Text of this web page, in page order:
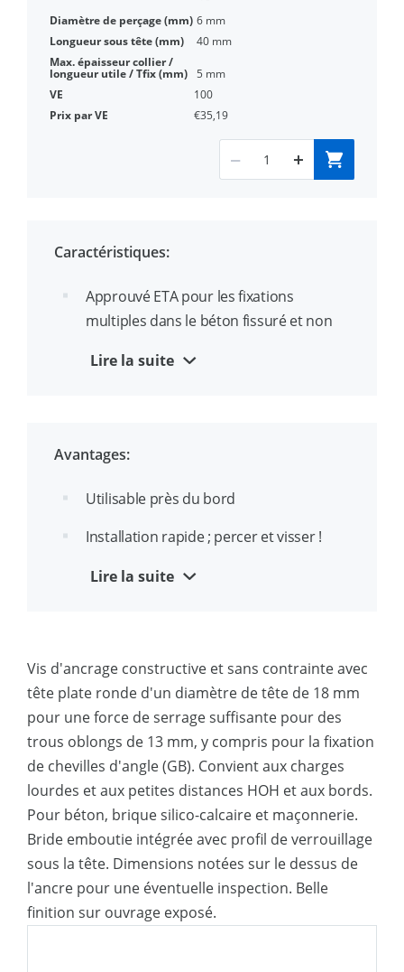
6 mm
40 mm
5 mm
100
€35,19
Caractéristiques:
Approuvé ETA pour les fixations
multiples dans le béton fissuré et non
Ancrage sans stress
Ancrage à vis sans composants
détachées
Montage traversant
Lire la suite
Avantages:
Utilisable près du bord
Installation rapide ; percer et visser !
Aucune clé dynamométrique requise
Disponible avec tête de 16 mm et tête
de 18 mm spécialement pour les
ancrages d'angle avec trous oblongs de
13 mm
Lire la suite
Vis d'ancrage constructive et sans contrainte avec
tête plate ronde d'un diamètre de tête de 18 mm
pour une force de serrage suffisante pour des
trous oblongs de 13 mm, y compris pour la fixation
de chevilles d'angle (GB). Convient aux charges
lourdes et aux petites distances HOH et aux bords.
Pour béton, brique silico-calcaire et maçonnerie.
Bride emboutie intégrée avec profil de verrouillage
sous la tête. Dimensions notées sur le dessus de
l'ancre pour une éventuelle inspection. Belle
finition sur ouvrage exposé.